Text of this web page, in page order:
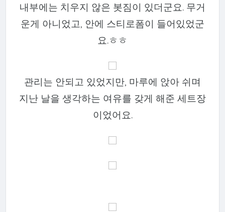
내부에는 치우지 않은 봇짐이 있더군요. 무거
운게 아니었고, 안에 스티로폼이 들어있었군
요.ㅎㅎ
관리는 안되고 있었지만, 마루에 앉아 쉬며
지난 날을 생각하는 여유를 갖게 해준 세트장
이었어요.